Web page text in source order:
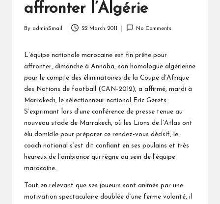
affronter l’Algérie
By adminSmail 22 March 2011 No Comments
L’équipe nationale marocaine est fin prête pour
affronter, dimanche à Annaba, son homologue algérienne
pour le compte des éliminatoires de la Coupe d’Afrique
des Nations de football (CAN-2012), a affirmé, mardi à
Marrakech, le sélectionneur national Eric Gerets.
S’exprimant lors d’une conférence de presse tenue au
nouveau stade de Marrakech, où les Lions de l’Atlas ont
élu domicile pour préparer ce rendez-vous décisif, le
coach national s’est dit confiant en ses poulains et très
heureux de l’ambiance qui règne au sein de l’équipe
marocaine.
Tout en relevant que ses joueurs sont animés par une
motivation spectaculaire doublée d’une ferme volonté, il